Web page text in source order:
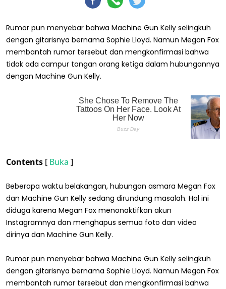
Rumor pun menyebar bahwa Machine Gun Kelly selingkuh
dengan gitarisnya bernama Sophie Lloyd. Namun Megan Fox
membantah rumor tersebut dan mengkonfirmasi bahwa
tidak ada campur tangan orang ketiga dalam hubungannya
dengan Machine Gun Kelly.
Contents [ Buka ]
Beberapa waktu belakangan, hubungan asmara Megan Fox
dan Machine Gun Kelly sedang dirundung masalah. Hal ini
diduga karena Megan Fox menonaktifkan akun
Instagramnya dan menghapus semua foto dan video
dirinya dan Machine Gun Kelly.
Rumor pun menyebar bahwa Machine Gun Kelly selingkuh
dengan gitarisnya bernama Sophie Lloyd. Namun Megan Fox
membantah rumor tersebut dan mengkonfirmasi bahwa